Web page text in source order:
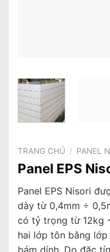
TRANG CHỦ / PANEL
Panel EPS
Panel EPS Nisori
dày từ 0,4mm ÷
có tỷ trọng từ 12kg
hai lớp tôn bằng